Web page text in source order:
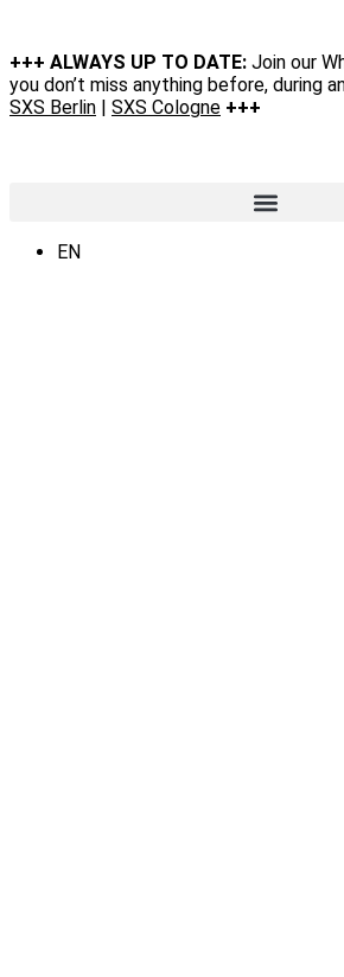
+++ ALWAYS UP TO DATE: Join our
you don’t miss anything before, during
SXS Berlin | SXS Cologne +++
EN